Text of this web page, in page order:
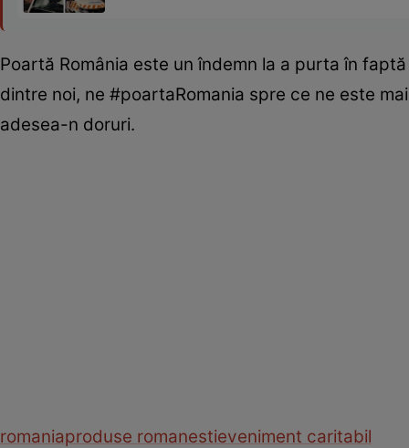
Poartă România este un îndemn la a purta în
dintre noi, ne #poartaRomania spre ce ne este
adesea-n doruri.
romaniaproduse romanestieveniment caritabil